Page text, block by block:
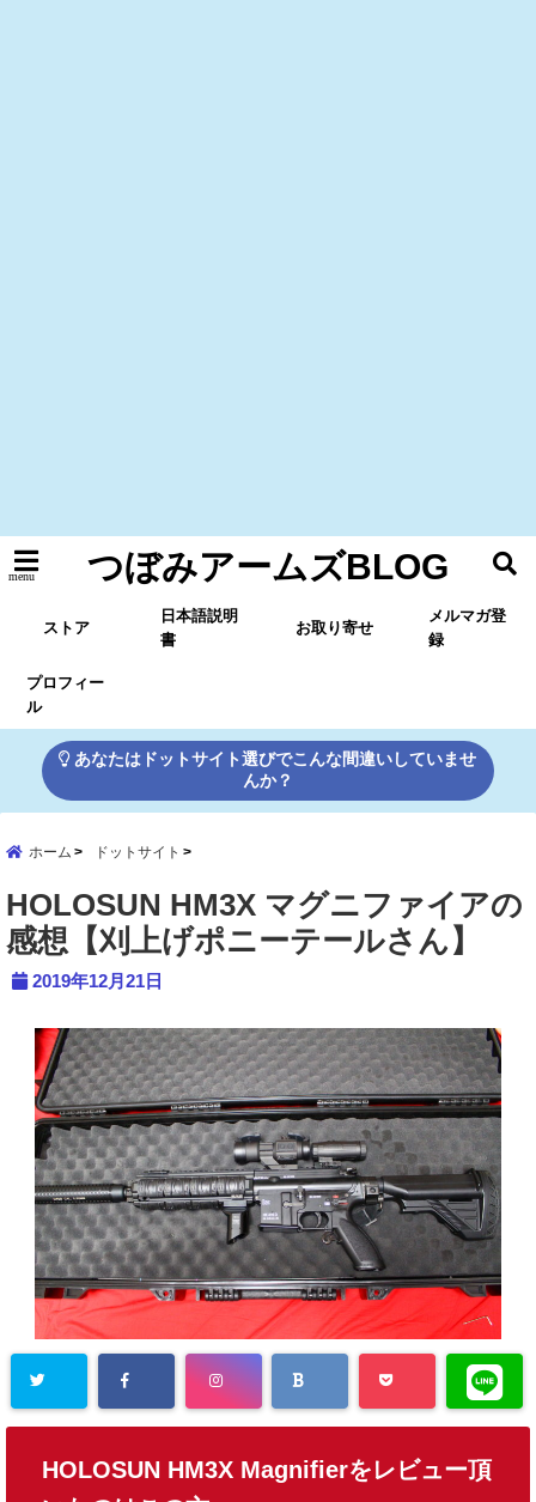
menu つぼみアームズBLOG
ストア
日本語説明
書
お取り寄せ
メルマガ登
録
プロフィー
ル
あなたはドットサイト選びでこんな間違いしていませ
んか？
ホーム ドットサイト
HOLOSUN HM3X マグニファイアの
感想【刈上げポニーテールさん】
2019年12月21日
HOLOSUN HM3X Magnifierをレビュー頂